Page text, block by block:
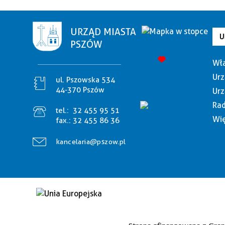
URZĄD MIASTA
PSZÓW
ul. Pszowska 534
44-370 Pszów
tel.: 32 455 95 51
fax.: 32 455 86 36
kancelaria@pszow.pl